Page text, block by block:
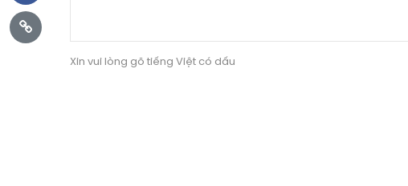
Xin vui lòng gõ tiếng Việt có dấu